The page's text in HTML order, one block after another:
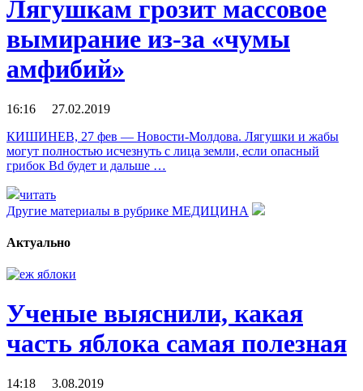
Лягушкам грозит массовое
вымирание из-за «чумы
амфибий»
16:16 27.02.2019
КИШИНЕВ, 27 фев — Новости-Молдова. Лягушки и жабы
могут полностью исчезнуть с лица земли, если опасный
грибок Bd будет и дальше …
читать
Другие материалы в рубрике МЕДИЦИНА
Актуально
Ученые выяснили, какая
часть яблока самая полезная
14:18 3.08.2019